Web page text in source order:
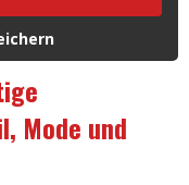
Mode und